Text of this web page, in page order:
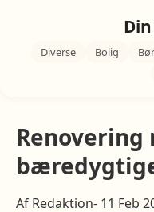
Diverse Bolig
Renovering
Af Redaktion- 11 Feb